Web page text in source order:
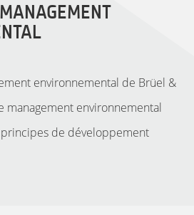
environnemental de Brüel &
management environnemental
de développement